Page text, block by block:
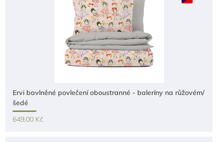
Ervi bavlněné povlečení oboustranné - baleríny na růžovém/
šedé
649,00 Kč